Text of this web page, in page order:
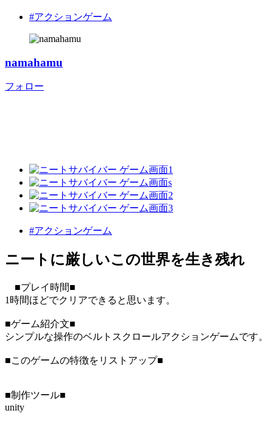
#アクションゲーム
namahamu
フォロー
#アクションゲーム
ニートに厳しいこの世界を生き残れ
■プレイ時間■
1時間ほどでクリアできると思います。
■ゲーム紹介文■
シンプルな操作のベルトスクロールアクションゲームです。
■このゲームの特徴をリストアップ■
■制作ツール■
unity